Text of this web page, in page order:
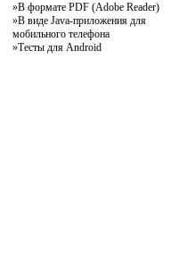
»В формате PDF (Adobe Reader)
»В виде Java-приложения для
мобильного телефона
»Тесты для Android